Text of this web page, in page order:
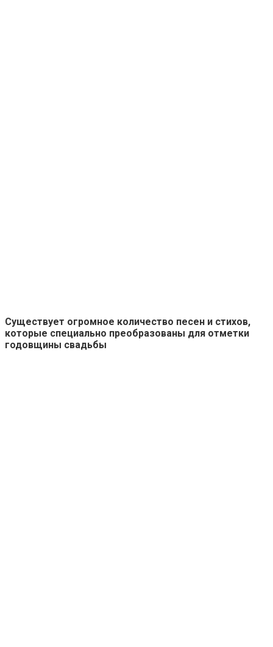
Существует огромное количество песен и стихов,
которые специально преобразованы для отметки
годовщины свадьбы